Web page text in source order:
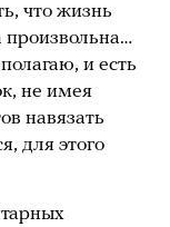
что жизнь
произвольна…
и есть
не имея
навязать
для этого